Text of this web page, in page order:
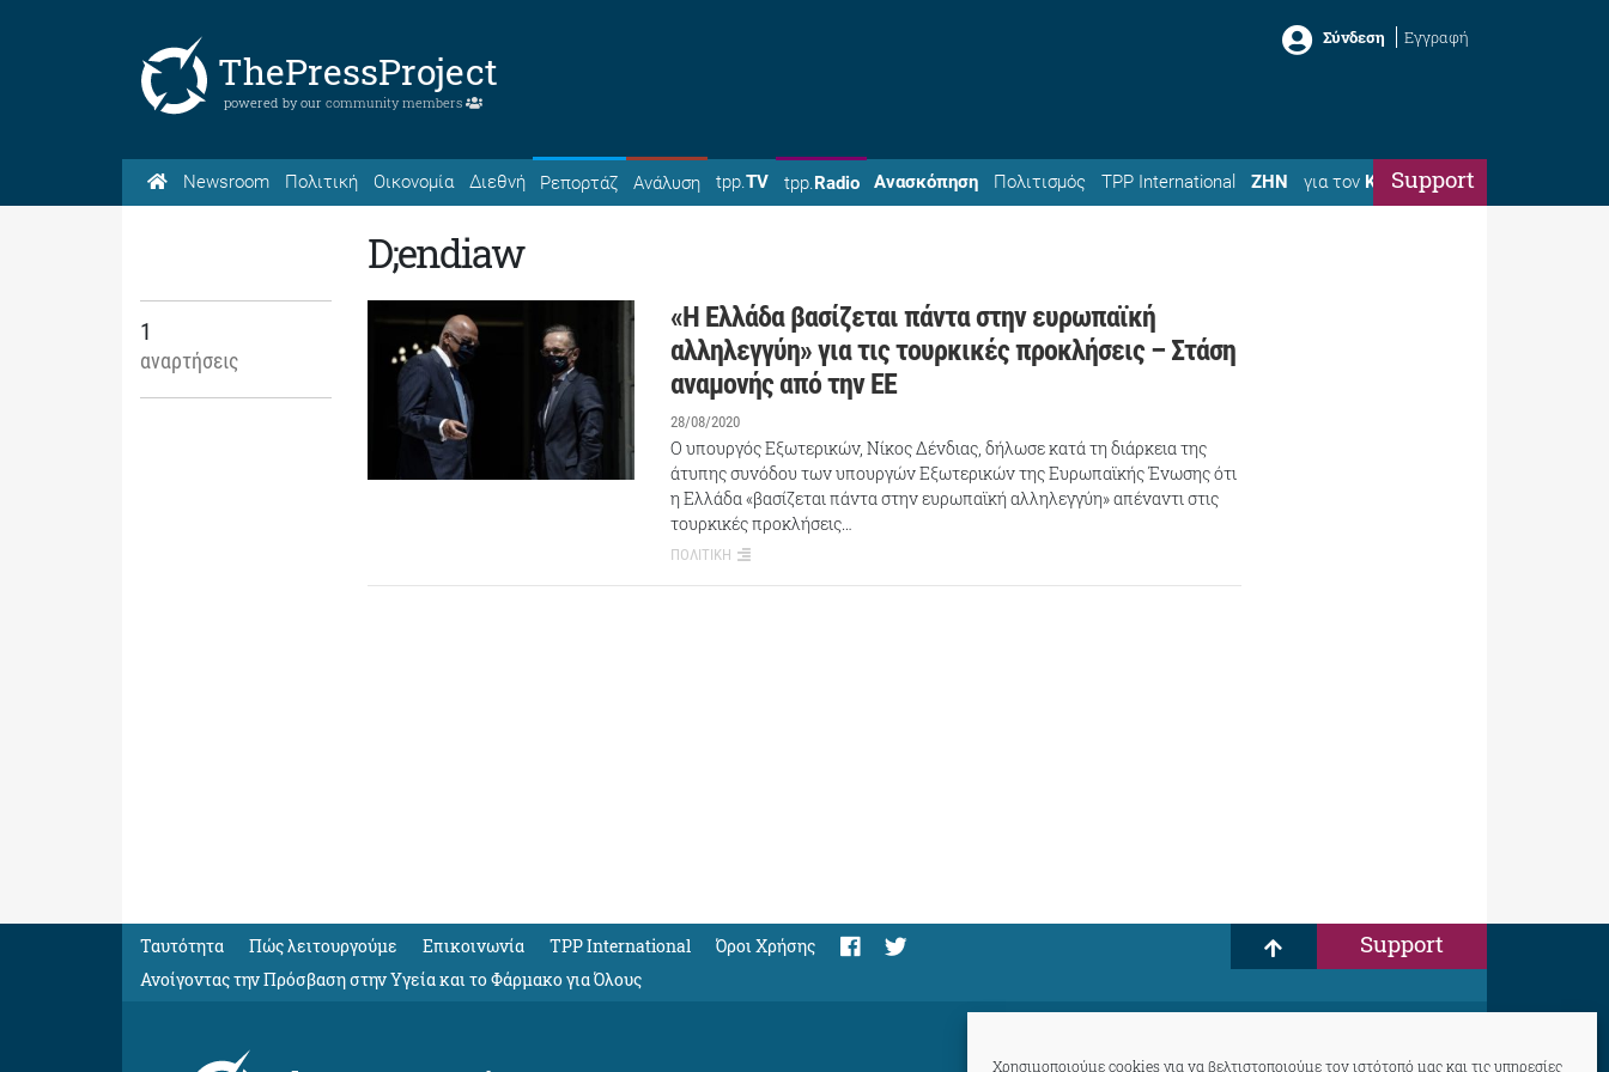
Χρησιμοποιούμε cookies για να βελτιστοποιούμε τον ιστότοπό μας και τις υπηρεσίες
ThePressProject
powered by our community members
Σύνδεση Εγγραφή
Newsroom Πολιτική Οικονομία Διεθνή Ρεπορτάζ Ανάλυση tpp.TV tpp.Radio Ανασκόπηση Πολιτισμός TPP International ΖΗΝ για τον ΚώσταSupport
D;endiaw
1
αναρτήσεις
«Η Ελλάδα βασίζεται πάντα στην ευρωπαϊκή
αλληλεγγύη» για τις τουρκικές προκλήσεις – Στάση
αναμονής από την ΕΕ
28/08/2020
Ο υπουργός Εξωτερικών, Νίκος Δένδιας, δήλωσε κατά τη διάρκεια της
άτυπης συνόδου των υπουργών Εξωτερικών της Ευρωπαϊκής Ένωσης ότι
η Ελλάδα «βασίζεται πάντα στην ευρωπαϊκή αλληλεγγύη» απέναντι στις
τουρκικές προκλήσεις…
ΠΟΛΙΤΙΚΗ
Ταυτότητα Πώς λειτουργούμε Eπικοινωνία TPP International
Όροι Χρήσης
Ανοίγοντας την Πρόσβαση στην Υγεία και το Φάρμακο για Όλους
Support